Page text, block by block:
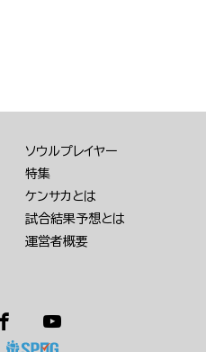
ソウルプレイヤー
特集
ケンサカとは
試合結果予想とは
運営者概要